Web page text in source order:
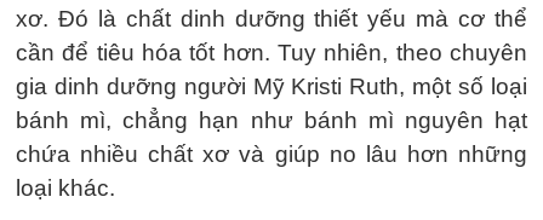
xơ. Đó là chất dinh dưỡng thiết yếu mà cơ thể
cần để tiêu hóa tốt hơn. Tuy nhiên, theo chuyên
gia dinh dưỡng người Mỹ Kristi Ruth, một số loại
bánh mì, chẳng hạn như bánh mì nguyên hạt
chứa nhiều chất xơ và giúp no lâu hơn những
loại khác.